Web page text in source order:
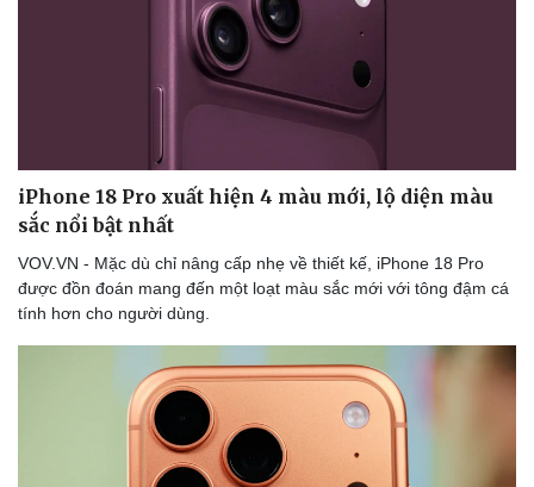
iPhone 18 Pro xuất hiện 4 màu mới, lộ diện màu
sắc nổi bật nhất
VOV.VN - Mặc dù chỉ nâng cấp nhẹ về thiết kế, iPhone 18 Pro
được đồn đoán mang đến một loạt màu sắc mới với tông đậm cá
tính hơn cho người dùng.